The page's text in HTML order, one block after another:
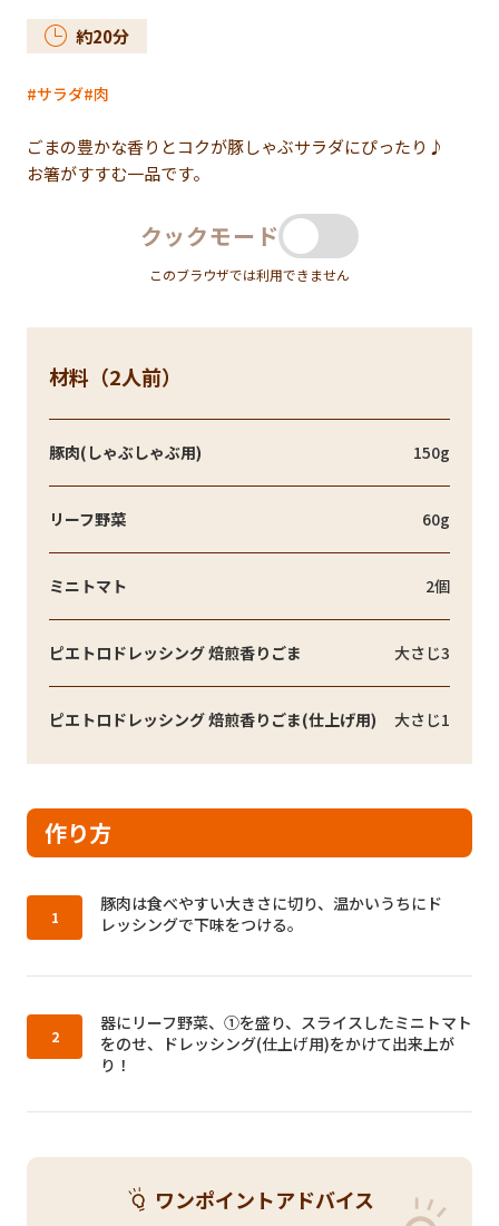
約20分
サラダ 肉
ごまの豊かな香りとコクが豚しゃぶサラダにぴったり♪
お箸がすすむ一品です。
クックモード
このブラウザでは利用できません
材料（2人前）
豚肉(しゃぶしゃぶ用) 150g
リーフ野菜 60g
ミニトマト 2個
ピエトロドレッシング 焙煎香りごま 大さじ3
ピエトロドレッシング 焙煎香りごま(仕上げ用) 大さじ1
作り方
作り方1：
豚肉は食べやすい大きさに切り、温かいうちにド
レッシングで下味をつける。
作り方2：
器にリーフ野菜、①を盛り、スライスしたミニトマト
をのせ、ドレッシング(仕上げ用)をかけて出来上が
り！
ワンポイントアドバイス